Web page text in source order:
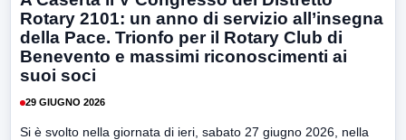
Rotary 2101: un anno di servizio all’insegna
della Pace. Trionfo per il Rotary Club di
Benevento e massimi riconoscimenti ai
suoi soci
29 GIUGNO 2026
Si è svolto nella giornata di ieri, sabato 27 giugno 2026, nella